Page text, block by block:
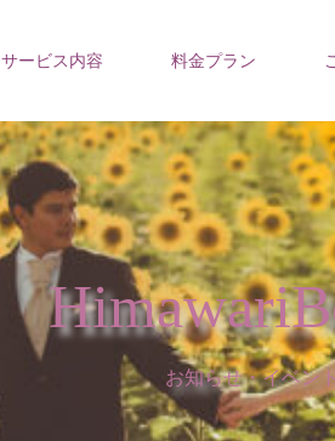
サービス内容 料金プラン
お知らせ・イベン